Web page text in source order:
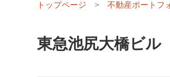
執行役員ご挨拶
資産運用報酬
物件一覧
有利子負債一覧
ニュースリリース
投資主総会
基本方針
サステナビリティに対する考え方
社会（Social）/ 社会配慮への取り
トップページ 不動産ポートフ
東急池尻大橋ビル